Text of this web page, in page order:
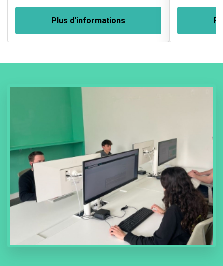
Plus d'informations